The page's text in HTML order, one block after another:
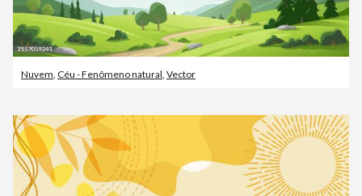
Nuvem, Céu - Fenômeno natural, Vector